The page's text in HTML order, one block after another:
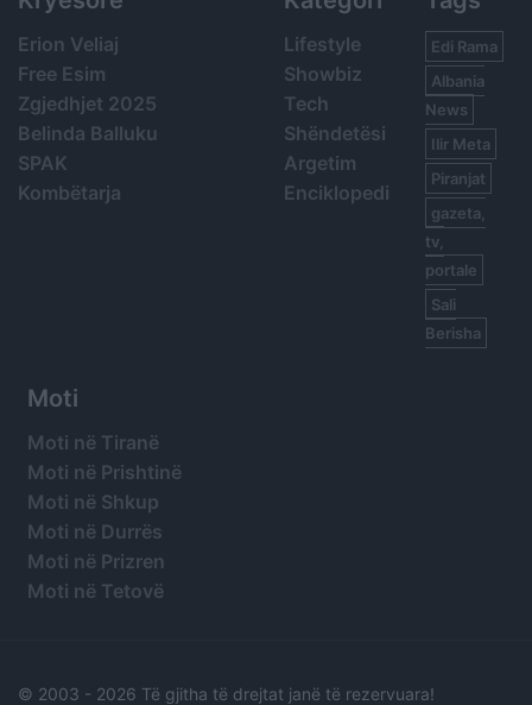
Erion Veliaj
Free Esim
Zgjedhjet 2025
Belinda Balluku
SPAK
Kombëtarja
Lifestyle
Showbiz
Tech
Shëndetësi
Argetim
Enciklopedi
Edi Rama
Albania
News
Ilir Meta
Piranjat
gazeta,
tv,
portale
Sali
Berisha
Moti
Moti në Tiranë
Moti në Prishtinë
Moti në Shkup
Moti në Durrës
Moti në Prizren
Moti në Tetovë
© 2003 - 2026 Të gjitha të drejtat janë të rezervuara!